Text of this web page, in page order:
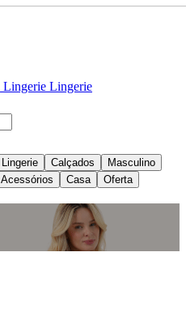
Lingerie Lingerie
Lingerie Calçados
Masculino
Acessórios Casa Oferta